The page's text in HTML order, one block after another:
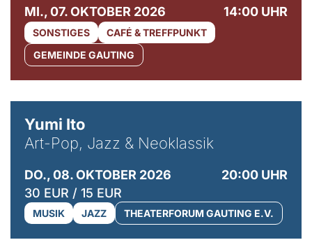
MI., 07. OKTOBER 2026 14:00 UHR
SONSTIGES
CAFÉ & TREFFPUNKT
GEMEINDE GAUTING
Yumi Ito
Art-Pop, Jazz & Neoklassik
DO., 08. OKTOBER 2026
20:00 UHR
30 EUR / 15 EUR
MUSIK JAZZ THEATERFORUM GAUTING E.V.